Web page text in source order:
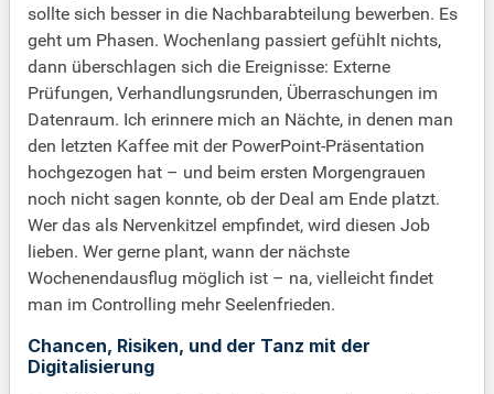
sollte sich besser in die Nachbarabteilung bewerben. Es
geht um Phasen. Wochenlang passiert gefühlt nichts,
dann überschlagen sich die Ereignisse: Externe
Prüfungen, Verhandlungsrunden, Überraschungen im
Datenraum. Ich erinnere mich an Nächte, in denen man
den letzten Kaffee mit der PowerPoint-Präsentation
hochgezogen hat – und beim ersten Morgengrauen
noch nicht sagen konnte, ob der Deal am Ende platzt.
Wer das als Nervenkitzel empfindet, wird diesen Job
lieben. Wer gerne plant, wann der nächste
Wochenendausflug möglich ist – na, vielleicht findet
man im Controlling mehr Seelenfrieden.
Chancen, Risiken, und der Tanz mit der
Digitalisierung